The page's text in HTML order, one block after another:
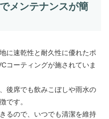
メンテナンスが簡
に速乾性と耐久性に優れたポ
コーティングが施されていま
後席でも飲みこぼしや雨水の
です。
るので、いつでも清潔を維持